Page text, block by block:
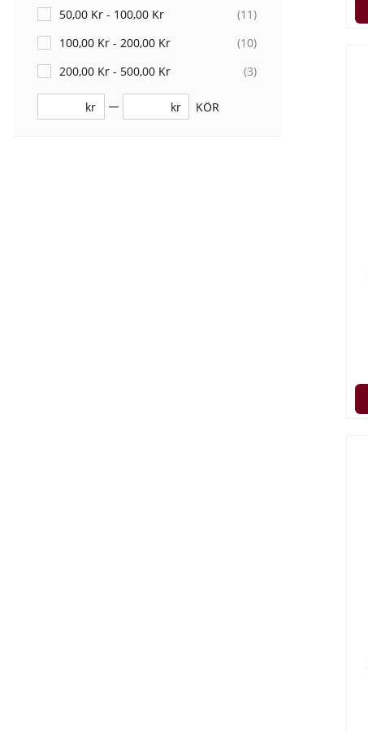
50,00 Kr - 100,00 Kr
(11)
100,00 Kr - 200,00 Kr
(10)
200,00 Kr - 500,00 Kr
(3)
kr kr KÖR